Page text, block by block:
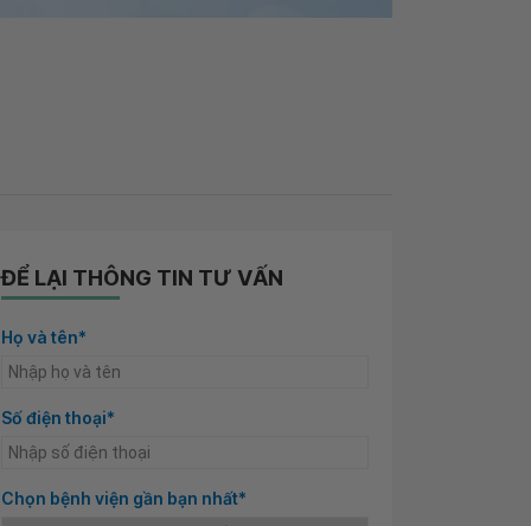
ĐỂ LẠI THÔNG TIN TƯ VẤN
Họ và tên*
Số điện thoại*
Chọn bệnh viện gần bạn nhất*